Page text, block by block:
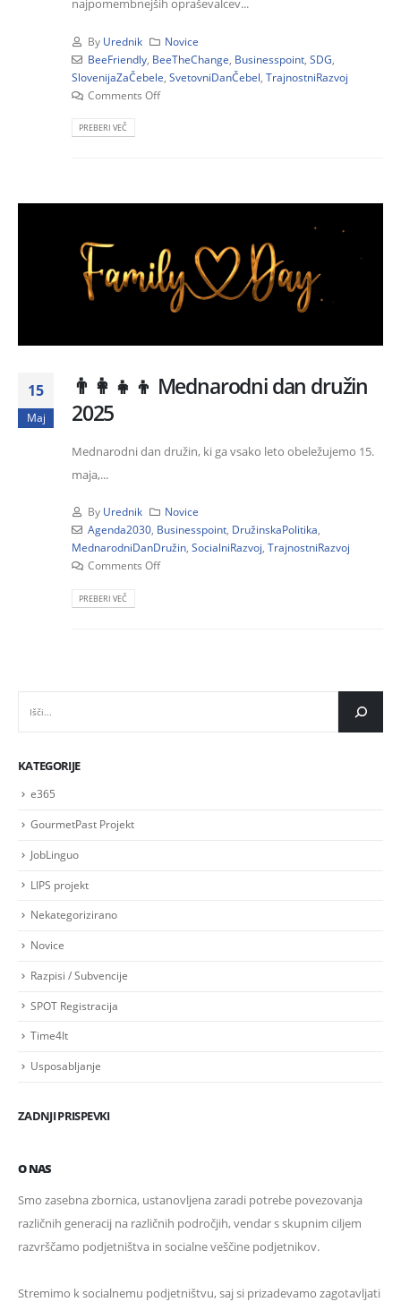
najpomembnejših opraševalcev...
By Urednik
Novice
BeeFriendly, BeeTheChange Businesspoint, SDG
SlovenijaZaČebele SvetovniDanČebel TrajnostniRazvoj
Comments Off
PREBERI VEČ
15
Maj
👨‍👩‍👧‍👦 Mednarodni dan družin
2025
Mednarodni dan družin, ki ga vsako leto obeležujemo 15.
maja,...
By Urednik
Novice
Agenda2030, Businesspoint, DružinskaPolitika,
MednarodniDanDružin, SocialniRazvoj, TrajnostniRazvoj
Comments Off
PREBERI VEČ
KATEGORIJE
e365
GourmetPast Projekt
JobLinguo
LIPS projekt
Nekategorizirano
Novice
Razpisi / Subvencije
SPOT Registracija
Time4It
Usposabljanje
ZADNJI PRISPEVKI
O NAS
Smo zasebna zbornica, ustanovljena zaradi potrebe povezovanja
različnih generacij na različnih področjih, vendar s skupnim ciljem
razvrščamo podjetništva in socialne veščine podjetnikov.
Stremimo k socialnemu podjetništvu, saj si prizadevamo zagotavljati